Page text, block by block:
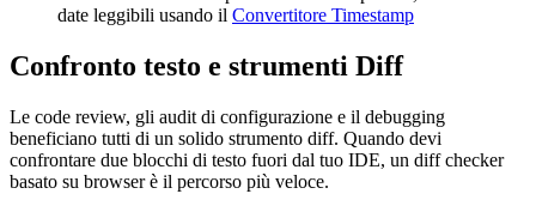
date leggibili usando il Convertitore Timestamp
Confronto testo e strumenti Diff
Le code review, gli audit di configurazione e il debugging
beneficiano tutti di un solido strumento diff. Quando devi
confrontare due blocchi di testo fuori dal tuo IDE, un diff checker
basato su browser è il percorso più veloce.